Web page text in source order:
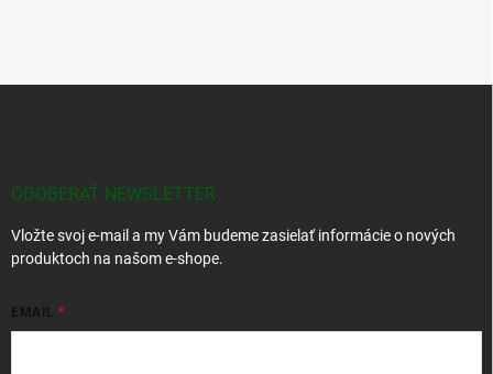
ODOBERAŤ NEWSLETTER
Vložte svoj e-mail a my Vám budeme zasielať informácie o nových
produktoch na našom e-shope.
EMAIL